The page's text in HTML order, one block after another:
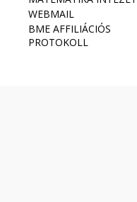
WEBMAIL
BME AFFILIÁCIÓS
PROTOKOLL